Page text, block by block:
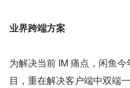
业界跨端方案
为解决当前 IM 痛点，闲鱼
目，重在解决客户端中双端